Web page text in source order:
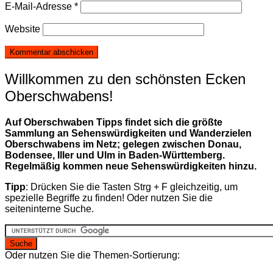
E-Mail-Adresse *
Website
Willkommen zu den schönsten Ecken
Oberschwabens!
Auf Oberschwaben Tipps findet sich die größte
Sammlung an Sehenswürdigkeiten und Wanderzielen
Oberschwabens im Netz; gelegen zwischen Donau,
Bodensee, Iller und Ulm in Baden-Württemberg.
Regelmäßig kommen neue Sehenswürdigkeiten hinzu.
Tipp: Drücken Sie die Tasten Strg + F gleichzeitig, um
spezielle Begriffe zu finden! Oder nutzen Sie die
seiteninterne Suche.
Oder nutzen Sie die Themen-Sortierung: